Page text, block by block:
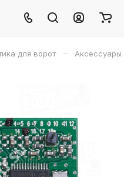
для ворот –